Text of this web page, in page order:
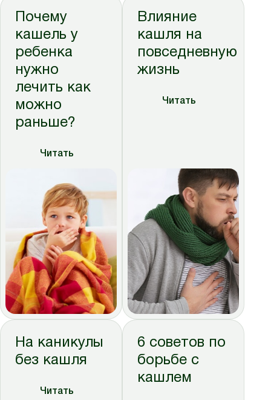
Почему
кашель у
ребенка
нужно
лечить как
можно
раньше?
Читать
Влияние
кашля на
повседневную
жизнь
Читать
На каникулы
без кашля
Читать
6 советов по
борьбе с
кашлем